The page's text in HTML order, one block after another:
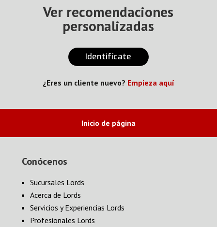
Ver recomendaciones
personalizadas
Identifícate
¿Eres un cliente nuevo? Empieza aquí
Inicio de página
Conócenos
Sucursales Lords
Acerca de Lords
Servicios y Experiencias Lords
Profesionales Lords